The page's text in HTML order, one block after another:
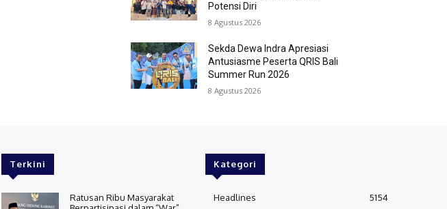
Potensi Diri
8 Agustus 2026
Sekda Dewa Indra Apresiasi
Antusiasme Peserta QRIS Bali
Summer Run 2026
8 Agustus 2026
Terkini
Ratusan Ribu Masyarakat
Kategori
Headlines
5154